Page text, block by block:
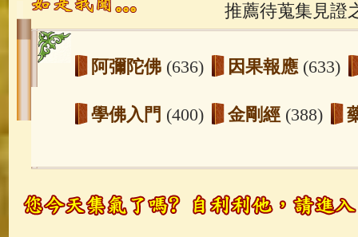
推薦待蒐集見證
阿彌陀佛 (636) 因果報應 (633)
學佛入門 (400) 金剛經 (388)
玉曆寶鈔(236) 地藏經(225)
觀世音菩薩 (147) 聖救度佛母(